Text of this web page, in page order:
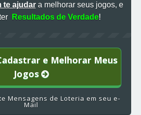
te ajudara melhorar seus jogos, e
Resultados de Verdade!
e Melhorar Meus
Jogos
Mensagens de Loteria em seu e-
Mail